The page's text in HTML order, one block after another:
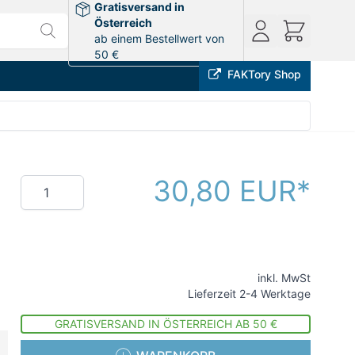
Gratisversand in
Österreich
ab einem Bestellwert von
50 €
FAKTory Shop
Menge 30,80 EUR
inkl. MwSt
Lieferzeit 2-4 Werktage
GRATISVERSAND IN ÖSTERREICH AB 50 €